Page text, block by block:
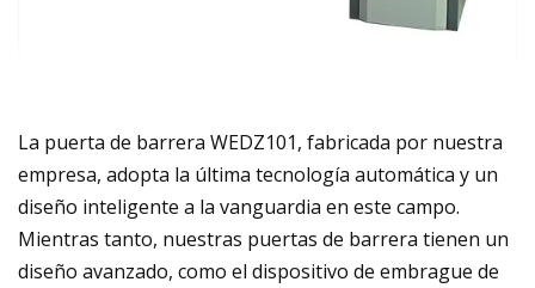
La puerta de barrera WEDZ101, fabricada por nuestra
empresa, adopta la última tecnología automática y un
diseño inteligente a la vanguardia en este campo.
Mientras tanto, nuestras puertas de barrera tienen un
diseño avanzado, como el dispositivo de embrague de